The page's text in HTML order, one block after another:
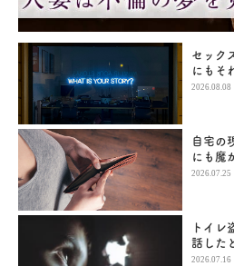
セック
にもそ
2026.08.08
自宅の
にも魔
2026.07.25
トイレ
話した
2026.07.16